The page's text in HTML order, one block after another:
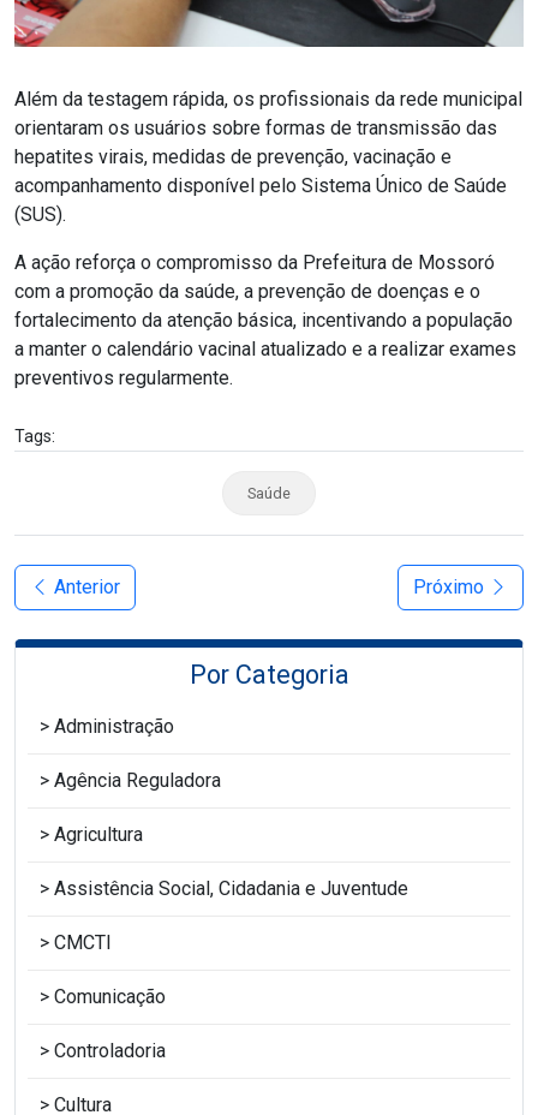
Além da testagem rápida, os profissionais da rede municipal
orientaram os usuários sobre formas de transmissão das
hepatites virais, medidas de prevenção, vacinação e
acompanhamento disponível pelo Sistema Único de Saúde
(SUS).
A ação reforça o compromisso da Prefeitura de Mossoró
com a promoção da saúde, a prevenção de doenças e o
fortalecimento da atenção básica, incentivando a população
a manter o calendário vacinal atualizado e a realizar exames
preventivos regularmente.
Tags:
Saúde
Anterior Próximo
Por Categoria
Administração
Agência Reguladora
Agricultura
Assistência Social, Cidadania e Juventude
CMCTI
Comunicação
Controladoria
Cultura